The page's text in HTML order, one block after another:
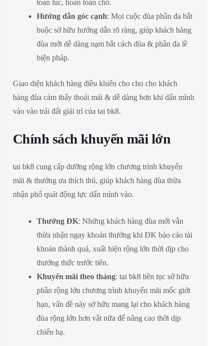
toàn lúc, hoàn toàn chỗ.
Hướng dẫn góc cạnh: Mọi cuộc đùa phần đa bắt
buộc sở hữu hướng dẫn rõ ràng, giúp khách hàng
đùa mới dễ dàng nạm bắt cách đùa & phần đa lề
biện pháp.
Giao diện khách hàng điều khiến cho cho cho khách
hàng đùa cảm thấy thoải mái & dễ dàng hơn khi dấn mình
vào vào trái đất giải trí của tai bk8.
Chính sách khuyến mãi lớn
tai bk8 cung cấp dưỡng rộng lớn chương trình khuyến
mãi & thưởng ưa thích thú, giúp khách hàng đùa thừa
nhận phổ quát động lực dấn mình vào.
Thưởng ĐK: Những khách hàng đùa mới vẫn
thừa nhận ngay khoản thưởng khi ĐK báo cáo tài
khoản thành quả, xuất hiện rộng lớn thời dịp cho
thưởng thức trước tiên.
Khuyến mãi theo tháng: tai bk8 liên tục sở hữu
phần rộng lớn chương trình khuyến mãi mốc giới
hạn, vấn đề này sở hữu mang lại cho khách hàng
đùa rộng lớn hơn vắt nữa để nâng cao thời dịp
chiến hạ.